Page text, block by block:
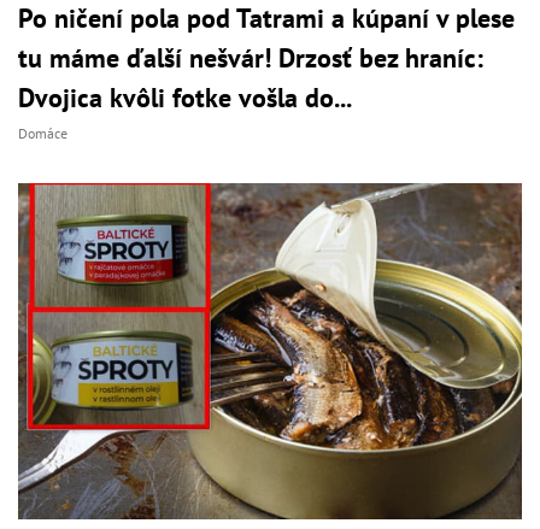
Po ničení pola pod Tatrami a kúpaní v plese
tu máme ďalší nešvár! Drzosť bez hraníc:
Dvojica kvôli fotke vošla do...
Domáce